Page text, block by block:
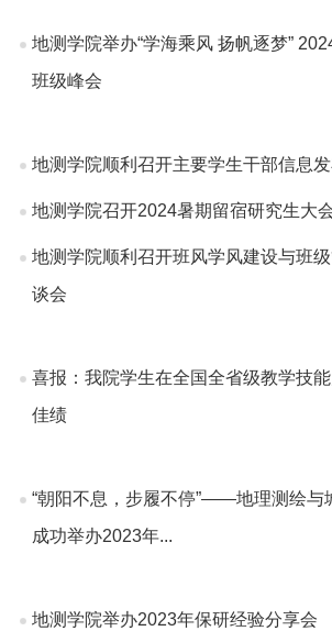
地测学院举办“学海乘风 扬帆逐梦”
班级峰会
地测学院顺利召开主要学生干部信息
地测学院召开2024暑期留宿研究生大
地测学院顺利召开班风学风建设与班
谈会
喜报：我院学生在全国全省级教学技
佳绩
“朝阳不息，步履不停”——地理测绘与
成功举办2023年...
地测学院举办2023年保研经验分享会